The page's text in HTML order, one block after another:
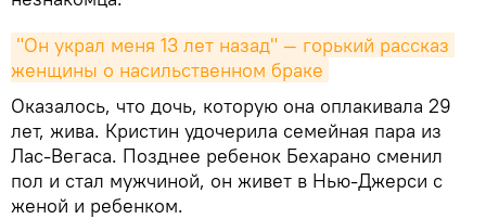
"Он украл меня 13 лет назад" — горький рассказ
женщины о насильственном браке
Оказалось, что дочь, которую она оплакивала 29
лет, жива. Кристин удочерила семейная пара из
Лас-Вегаса. Позднее ребенок Бехарано сменил
пол и стал мужчиной, он живет в Нью-Джерси с
женой и ребенком.